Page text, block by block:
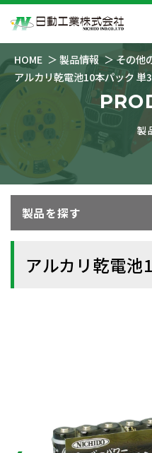
HOME 製品情報 その他
アルカリ乾電池10本パック 単
製
製品を探す
アルカリ乾電池